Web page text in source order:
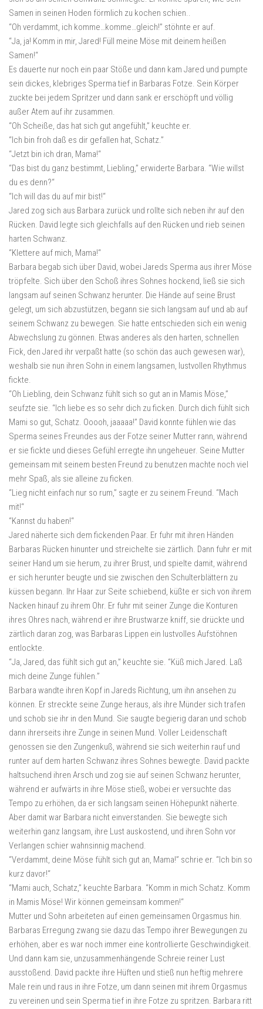
Samen in seinen Hoden förmlich zu kochen schien..
“Oh verdammt, ich komme…komme…gleich!” stöhnte er auf.
“Ja, ja! Komm in mir, Jared! Füll meine Möse mit deinem heißen
Samen!“
Es dauerte nur noch ein paar Stöße und dann kam Jared und pumpte
sein dickes, klebriges Sperma tief in Barbaras Fotze. Sein Körper
zuckte bei jedem Spritzer und dann sank er erschöpft und völlig
außer Atem auf ihr zusammen.
“Oh Scheiße, das hat sich gut angefühlt,” keuchte er.
“Ich bin froh daß es dir gefallen hat, Schatz.”
“Jetzt bin ich dran, Mama!“
“Das bist du ganz bestimmt, Liebling,” erwiderte Barbara. “Wie willst
du es denn?“
“Ich will das du auf mir bist!“
Jared zog sich aus Barbara zurück und rollte sich neben ihr auf den
Rücken. David legte sich gleichfalls auf den Rücken und rieb seinen
harten Schwanz.
“Klettere auf mich, Mama!“
Barbara begab sich über David, wobei Jareds Sperma aus ihrer Möse
tröpfelte. Sich über den Schoß ihres Sohnes hockend, ließ sie sich
langsam auf seinen Schwanz herunter. Die Hände auf seine Brust
gelegt, um sich abzustützen, begann sie sich langsam auf und ab auf
seinem Schwanz zu bewegen. Sie hatte entschieden sich ein wenig
Abwechslung zu gönnen. Etwas anderes als den harten, schnellen
Fick, den Jared ihr verpaßt hatte (so schön das auch gewesen war),
weshalb sie nun ihren Sohn in einem langsamen, lustvollen Rhythmus
fickte.
“Oh Liebling, dein Schwanz fühlt sich so gut an in Mamis Möse,”
seufzte sie. “Ich liebe es so sehr dich zu ficken. Durch dich fühlt sich
Mami so gut, Schatz. Ooooh, jaaaaa!” David konnte fühlen wie das
Sperma seines Freundes aus der Fotze seiner Mutter rann, während
er sie fickte und dieses Gefühl erregte ihn ungeheuer. Seine Mutter
gemeinsam mit seinem besten Freund zu benutzen machte noch viel
mehr Spaß, als sie alleine zu ficken.
“Lieg nicht einfach nur so rum,” sagte er zu seinem Freund. “Mach
mit!“
“Kannst du haben!“
Jared näherte sich dem fickenden Paar. Er fuhr mit ihren Händen
Barbaras Rücken hinunter und streichelte sie zärtlich. Dann fuhr er mit
seiner Hand um sie herum, zu ihrer Brust, und spielte damit, während
er sich herunter beugte und sie zwischen den Schulterblättern zu
küssen begann. Ihr Haar zur Seite schiebend, küßte er sich von ihrem
Nacken hinauf zu ihrem Ohr. Er fuhr mit seiner Zunge die Konturen
ihres Ohres nach, während er ihre Brustwarze kniff, sie drückte und
zärtlich daran zog, was Barbaras Lippen ein lustvolles Aufstöhnen
entlockte.
“Ja, Jared, das fühlt sich gut an,” keuchte sie. “Küß mich Jared. Laß
mich deine Zunge fühlen.”
Barbara wandte ihren Kopf in Jareds Richtung, um ihn ansehen zu
können. Er streckte seine Zunge heraus, als ihre Münder sich trafen
und schob sie ihr in den Mund. Sie saugte begierig daran und schob
dann ihrerseits ihre Zunge in seinen Mund. Voller Leidenschaft
genossen sie den Zungenkuß, während sie sich weiterhin rauf und
runter auf dem harten Schwanz ihres Sohnes bewegte. David packte
haltsuchend ihren Arsch und zog sie auf seinen Schwanz herunter,
während er aufwärts in ihre Möse stieß, wobei er versuchte das
Tempo zu erhöhen, da er sich langsam seinen Höhepunkt näherte.
Aber damit war Barbara nicht einverstanden. Sie bewegte sich
weiterhin ganz langsam, ihre Lust auskostend, und ihren Sohn vor
Verlangen schier wahnsinnig machend.
“Verdammt, deine Möse fühlt sich gut an, Mama!” schrie er. “Ich bin so
kurz davor!“
“Mami auch, Schatz,” keuchte Barbara. “Komm in mich Schatz. Komm
in Mamis Möse! Wir können gemeinsam kommen!“
Mutter und Sohn arbeiteten auf einen gemeinsamen Orgasmus hin.
Barbaras Erregung zwang sie dazu das Tempo ihrer Bewegungen zu
erhöhen, aber es war noch immer eine kontrollierte Geschwindigkeit.
Und dann kam sie, unzusammenhängende Schreie reiner Lust
ausstoßend. David packte ihre Hüften und stieß nun heftig mehrere
Male rein und raus in ihre Fotze, um dann seinen mit ihrem Orgasmus
zu vereinen und sein Sperma tief in ihre Fotze zu spritzen. Barbara ritt